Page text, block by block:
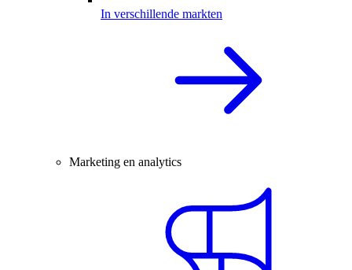
In verschillende markten
Marketing en analytics